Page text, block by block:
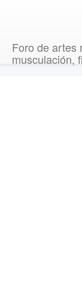
Foro de artes
musculación,